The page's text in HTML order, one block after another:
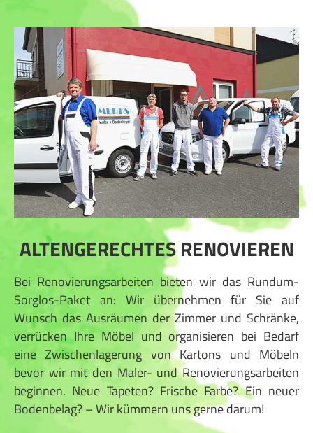
ALTENGERECHTES RENOVIEREN
Bei Renovierungsarbeiten bieten wir das Rundum-
Sorglos-Paket an: Wir übernehmen für Sie auf
Wunsch das Ausräumen der Zimmer und Schränke,
verrücken Ihre Möbel und organisieren bei Bedarf
eine Zwischenlagerung von Kartons und Möbeln
bevor wir mit den Maler- und Renovierungsarbeiten
beginnen. Neue Tapeten? Frische Farbe? Ein neuer
Bodenbelag? – Wir kümmern uns gerne darum!